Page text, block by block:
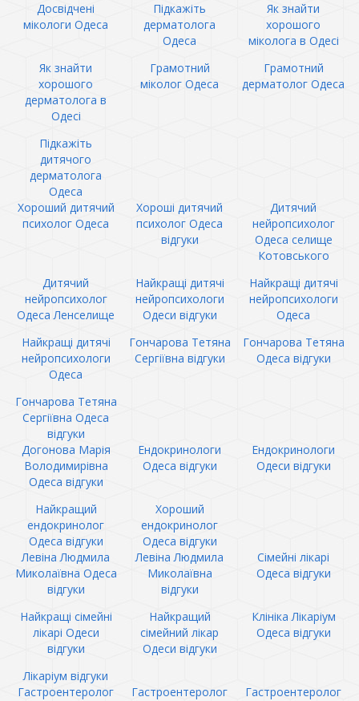
Досвідчені
мікологи Одеса
Підкажіть
дерматолога
Одеса
Як знайти
хорошого
міколога в Одесі
Як знайти
хорошого
дерматолога в
Одесі
Грамотний
міколог Одеса
Грамотний
дерматолог Одеса
Підкажіть
дитячого
дерматолога
Одеса
Хороший дитячий
психолог Одеса
Хороші дитячий
психолог Одеса
відгуки
Дитячий
нейропсихолог
Одеса селище
Котовського
Дитячий
нейропсихолог
Одеса Ленселище
Найкращі дитячі
нейропсихологи
Одеси відгуки
Найкращі дитячі
нейропсихологи
Одеса
Найкращі дитячі
нейропсихологи
Одеса
Гончарова Тетяна
Сергіївна відгуки
Гончарова Тетяна
Одеса відгуки
Гончарова Тетяна
Сергіївна Одеса
відгуки
Догонова Марія
Володимирівна
Одеса відгуки
Ендокринологи
Одеса відгуки
Ендокринологи
Одеси відгуки
Найкращий
ендокринолог
Одеса відгуки
Хороший
ендокринолог
Одеса відгуки
Левіна Людмила
Миколаївна Одеса
відгуки
Левіна Людмила
Миколаївна
відгуки
Сімейні лікарі
Одеса відгуки
Найкращі сімейні
лікарі Одеси
відгуки
Найкращий
сімейний лікар
Одеси відгуки
Клініка Лікаріум
Одеса відгуки
Лікаріум відгуки
Гастроентеролог
Гастроентеролог
Гастроентеролог